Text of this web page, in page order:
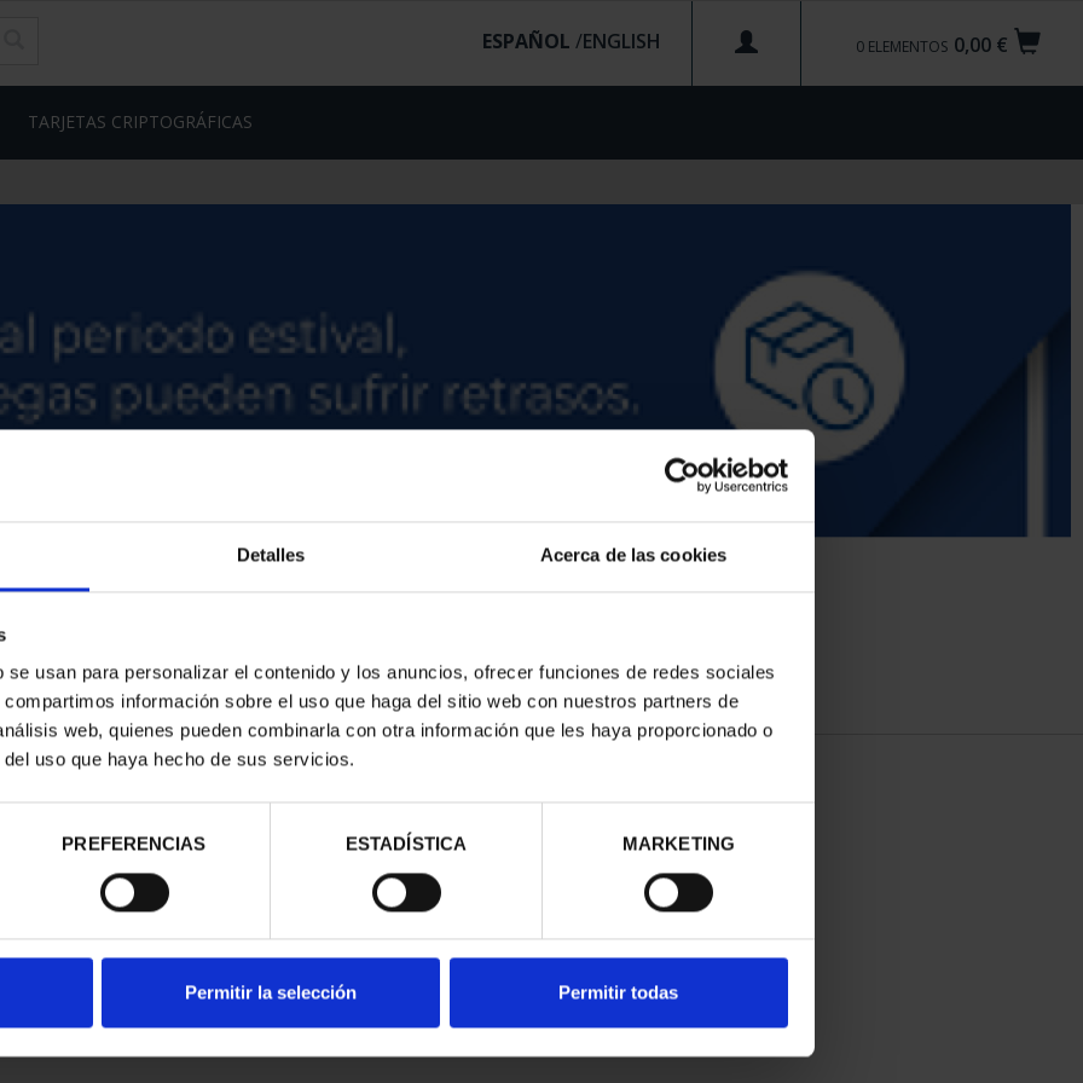
Detalles Acerca de las cookies
usan para personalizar el contenido y los anuncios, ofrecer funciones de redes sociales
información sobre el uso que haga del sitio web con nuestros partners de
web, quienes pueden combinarla con otra información que les haya proporcionado o
uso que haya hecho de sus servicios.
PREFERENCIAS ESTADÍSTICA MARKETING
Permitir la selección Permitir todas
0,00 €
0 ELEMENTOS
ESPAÑOL /
TARJETAS CRIPTOGRÁFICAS